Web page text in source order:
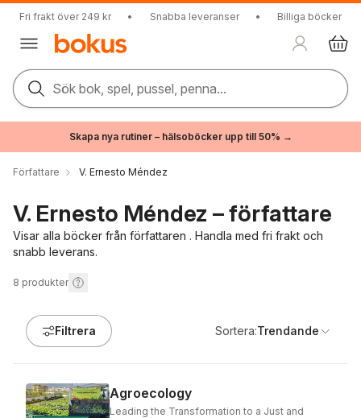
Fri frakt över 249 kr • Snabba leveranser • Billiga böcker
Sök bok, spel, pussel, penna...
Skapa nya rutiner – hälsoböcker upp till 50% →
Författare V. Ernesto Méndez
V. Ernesto Méndez – författare
Visar alla böcker från författaren . Handla med fri frakt och
snabb leverans.
8 produkter
Filtrera Sortera:Trendande
Agroecology
Leading the Transformation to a Just and